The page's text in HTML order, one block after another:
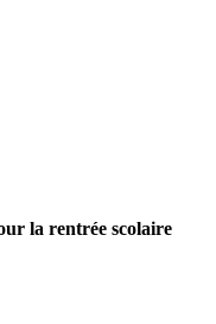
la rentrée scolaire